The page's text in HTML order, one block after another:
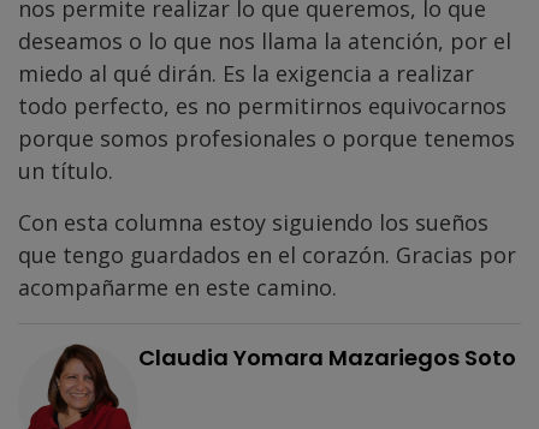
nos permite realizar lo que queremos, lo que
deseamos o lo que nos llama la atención, por el
miedo al qué dirán. Es la exigencia a realizar
todo perfecto, es no permitirnos equivocarnos
porque somos profesionales o porque tenemos
un título.
Con esta columna estoy siguiendo los sueños
que tengo guardados en el corazón. Gracias por
acompañarme en este camino.
Claudia Yomara Mazariegos Soto